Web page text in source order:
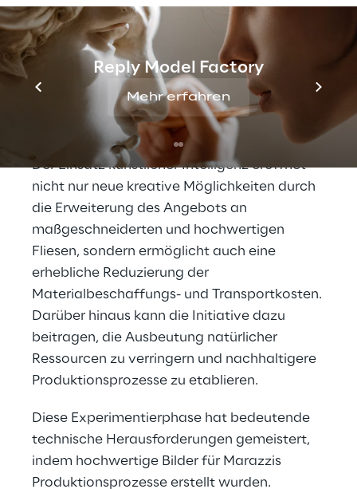
Reply Model Factory
Mehr erfahren
Kreativität und Umweltauswirkungen zu
verbessern. Die Zusammenarbeit mit dem
Studio ACPV ARCHITECTS trug zu einer
perfekten Verschmelzung von Ästhetik und
Technologie bei und ermöglichte die
Schaffung einzigartig gestalteter Produkte.
Der Einsatz künstlicher Intelligenz eröffnet
nicht nur neue kreative Möglichkeiten durch
die Erweiterung des Angebots an
maßgeschneiderten und hochwertigen
Fliesen, sondern ermöglicht auch eine
erhebliche Reduzierung der
Materialbeschaffungs- und Transportkosten.
Darüber hinaus kann die Initiative dazu
beitragen, die Ausbeutung natürlicher
Ressourcen zu verringern und nachhaltigere
Produktionsprozesse zu etablieren.
Diese Experimentierphase hat bedeutende
technische Herausforderungen gemeistert,
indem hochwertige Bilder für Marazzis
Produktionsprozesse erstellt wurden.